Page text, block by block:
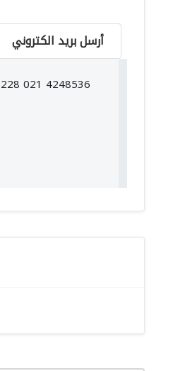
أرسل بريد الكتروني
021 4248536